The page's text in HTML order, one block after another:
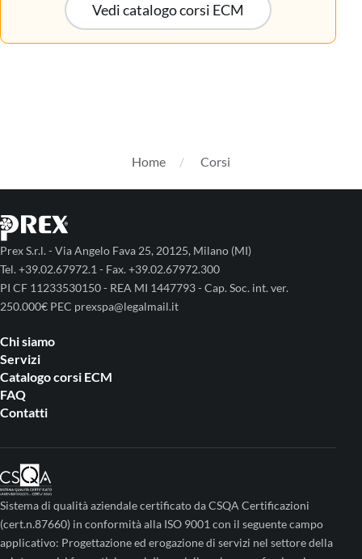
Vedi catalogo corsi ECM
Home Corsi
Prex S.r.l. - Via Angelo Fava 25, 20125, Milano (MI)
Tel. +39.02.67972.1 - Fax. +39.02.67972.300
PI CF 11233530150 - REA MI 1447793 - Cap. Soc. int. ver.
250.000€ PEC prexspa@legalmail.it
Chi siamo
Servizi
Catalogo corsi ECM
FAQ
Contatti
Sistema di qualità aziendale certificato da CSQA Certificazioni
(cert.n.87660) in conformità alla ISO 9001 con il seguente campo
applicativo: Progettazione ed erogazione di servizi nel settore della